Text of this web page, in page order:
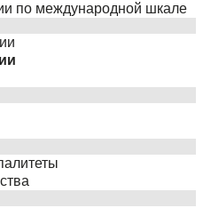
по международной шкале